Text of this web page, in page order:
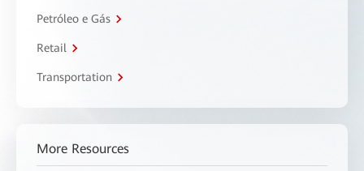
Petróleo e Gás
Retail
Transportation
More Resources